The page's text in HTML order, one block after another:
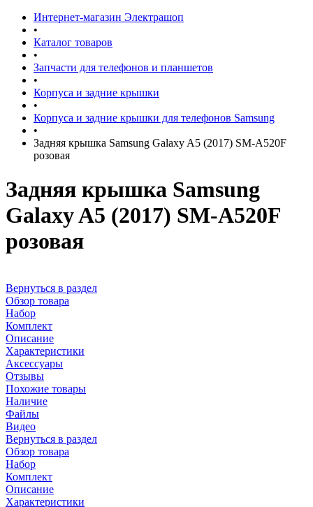
Интернет-магазин Электрашоп
•
Каталог товаров
•
Запчасти для телефонов и планшетов
•
Корпуса и задние крышки
•
Корпуса и задние крышки для телефонов Samsung
•
Задняя крышка Samsung Galaxy A5 (2017) SM-A520F
розовая
Задняя крышка Samsung
Galaxy A5 (2017) SM-A520F
розовая
Вернуться в раздел
Обзор товара
Набор
Комплект
Описание
Характеристики
Аксессуары
Отзывы
Похожие товары
Наличие
Файлы
Видео
Вернуться в раздел
Обзор товара
Набор
Комплект
Описание
Характеристики